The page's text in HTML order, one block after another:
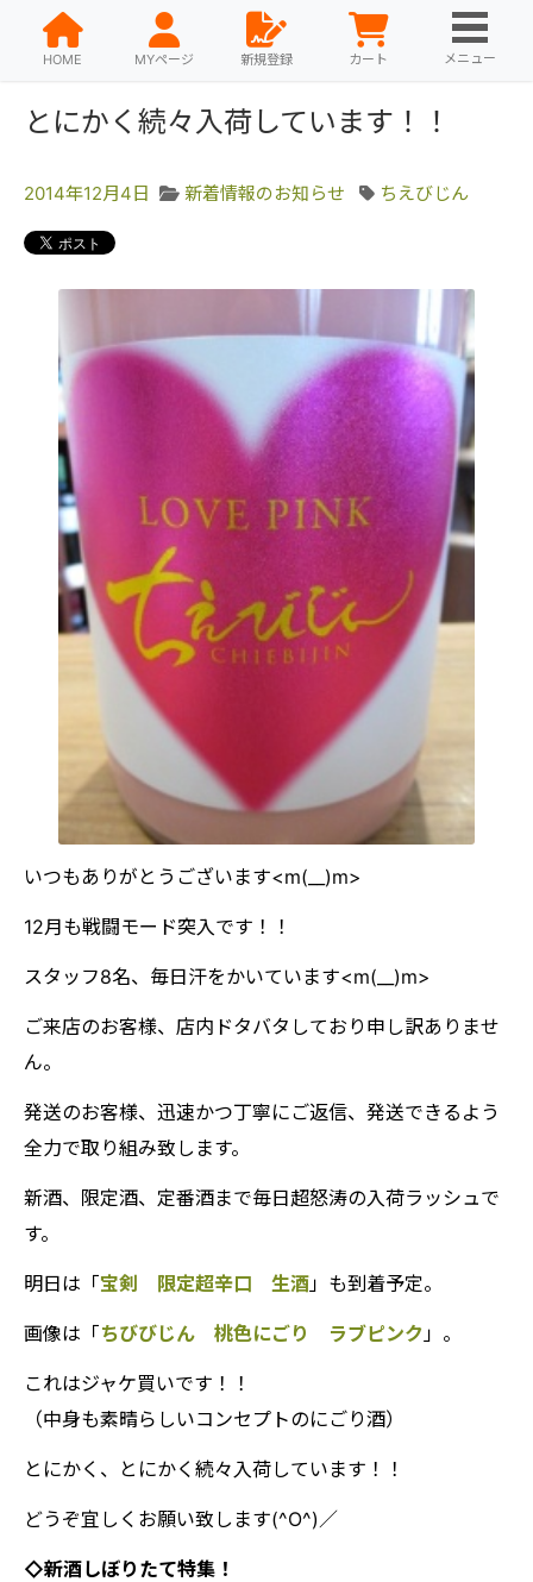
HOME MYページ 新規登録 カート メニュー
とにかく続々入荷しています！！
2014年12月4日 新着情報のお知らせ ちえびじん
いつもありがとうございます<m(__)m>
12月も戦闘モード突入です！！
スタッフ8名、毎日汗をかいています<m(__)m>
ご来店のお客様、店内ドタバタしており申し訳ありませ
ん。
発送のお客様、迅速かつ丁寧にご返信、発送できるよう
全力で取り組み致します。
新酒、限定酒、定番酒まで毎日超怒涛の入荷ラッシュで
す。
明日は「宝剣 限定超辛口 生酒 」も到着予定。
画像は「ちびびじん 桃色にごり ラブピンク 」。
これはジャケ買いです！！
（中身も素晴らしいコンセプトのにごり酒）
とにかく、とにかく続々入荷しています！！
どうぞ宜しくお願い致します(^O^)／
◇新酒しぼりたて特集！